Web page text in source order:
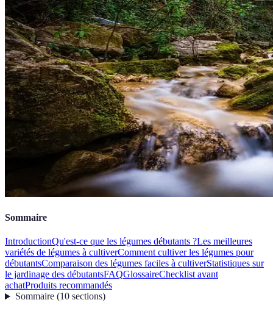
Sommaire
IntroductionQu'est-ce que les légumes débutants ?Les meilleures
variétés de légumes à cultiverComment cultiver les légumes pour
débutantsComparaison des légumes faciles à cultiverStatistiques sur
le jardinage des débutantsFAQGlossaireChecklist avant
achatProduits recommandés
Sommaire(10 sections)